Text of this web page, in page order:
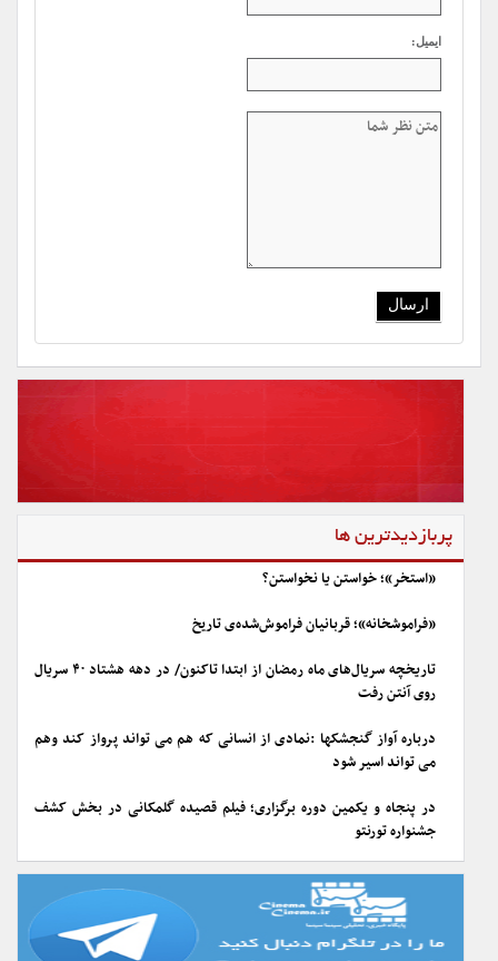
ایمیل:
پربازدیدترین ها
«استخر»؛ خواستن یا نخواستن؟
«فراموشخانه»؛ قربانیان فراموش‌شده‌ی تاریخ
تاریخچه سریال‌های ماه رمضان از ابتدا تاکنون/ در دهه هشتاد ۴۰ سریال
روی آنتن رفت
درباره آواز گنجشکها :نمادی از انسانی که هم می تواند پرواز کند وهم
می تواند اسیر شود
در پنجاه و یکمین دوره برگزاری؛ فیلم قصیده گلمکانی در بخش کشف
جشنواره تورنتو